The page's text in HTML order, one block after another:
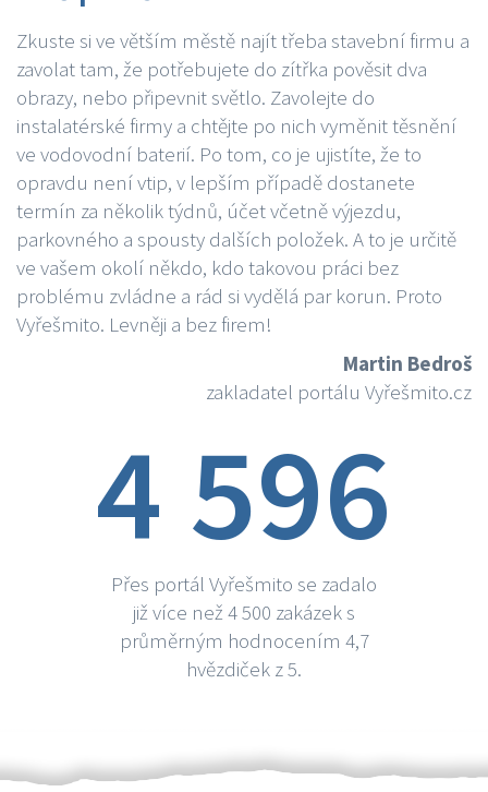
Zkuste si ve větším městě najít třeba stavební firmu a
zavolat tam, že potřebujete do zítřka pověsit dva
obrazy, nebo připevnit světlo. Zavolejte do
instalatérské firmy a chtějte po nich vyměnit těsnění
ve vodovodní baterií. Po tom, co je ujistíte, že to
opravdu není vtip, v lepším případě dostanete
termín za několik týdnů, účet včetně výjezdu,
parkovného a spousty dalších položek. A to je určitě
ve vašem okolí někdo, kdo takovou práci bez
problému zvládne a rád si vydělá par korun. Proto
Vyřešmito. Levněji a bez firem!
Martin Bedroš
zakladatel portálu Vyřešmito.cz
4 596
Přes portál Vyřešmito se zadalo
již více než 4 500 zakázek s
průměrným hodnocením 4,7
hvězdiček z 5.